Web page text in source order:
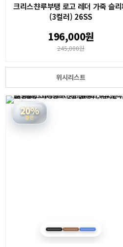
크리스챤루부탱 로고 레더 가죽 슬리
(3컬러) 26SS
196,000원
245,000원
위시리스트
20%
할인